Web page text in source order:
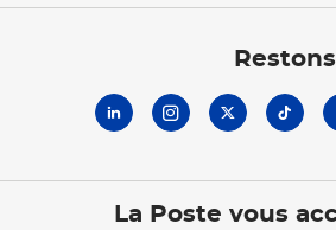
La Poste vous